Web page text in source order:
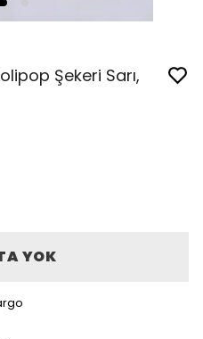
Şekeri Sarı,
YOK